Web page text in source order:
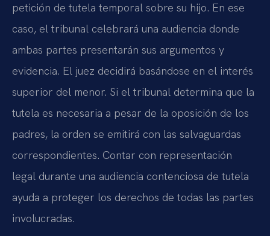
petición de tutela temporal sobre su hijo. En ese
caso, el tribunal celebrará una audiencia donde
ambas partes presentarán sus argumentos y
evidencia. El juez decidirá basándose en el interés
superior del menor. Si el tribunal determina que la
tutela es necesaria a pesar de la oposición de los
padres, la orden se emitirá con las salvaguardas
correspondientes. Contar con representación
legal durante una audiencia contenciosa de tutela
ayuda a proteger los derechos de todas las partes
involucradas.